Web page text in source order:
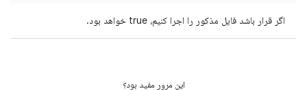
اگر قرار باشد فایل مذکور را اجرا کنیم، true خواهد بود.
این مرور مفید بود؟